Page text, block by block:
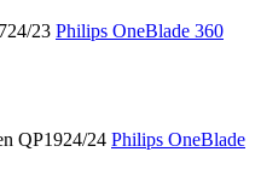
Philips OneBlade 360
Philips OneBlade